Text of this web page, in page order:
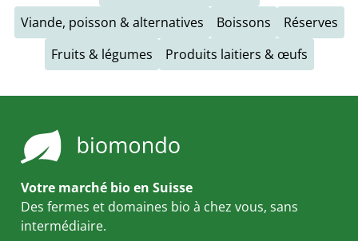
Viande, poisson & alternatives
Boissons
Réserves
Fruits & légumes
Produits laitiers & œufs
Votre marché bio en Suisse
Des fermes et domaines bio à chez vous, sans
intermédiaire.